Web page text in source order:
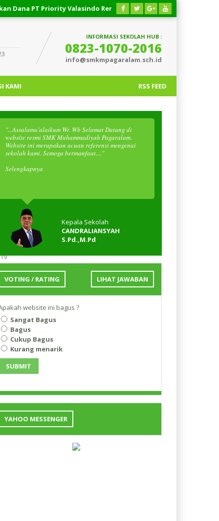
Valasindo Remittance 03 AGUSTUS 2026
INFORMASI SEKOLAH HUB :
0823-1070-2016
info@smkmpagaralam.sch.id
KAMI RSS FEED
Siswa
280
Siswa
182
214
"...Assalamu'alaikum Wr. Wb Selamat Datang di
website resmi SMK Muhammadiyah Pagaralam.
Website ini merupakan acuan referensi mengenai
sekolah kami. Semoga bermanfaat...."
Selengkapnya
Kepala Sekolah
CANDRALIANSYAH
S.Pd.,M.Pd
VOTING / RATING LIHAT JAWABAN
website ini bagus ?
Sangat Bagus
Bagus
Cukup Bagus
Kurang menarik
SUBMIT
YAHOO MESSENGER